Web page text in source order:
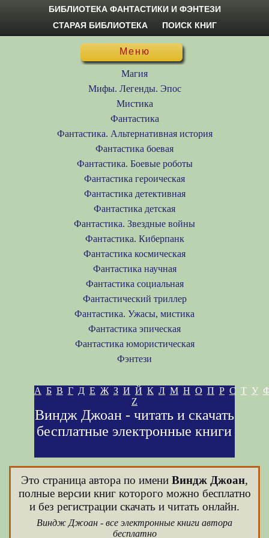
БИБЛИОТЕКА ФАНТАСТИКИ И ФЭНТЕЗИ
СТАРАЯ БИБЛИОТЕКА
ПОИСК КНИГ
Меню
Магия
Мифы. Легенды. Эпос
Мистика
Фантастика
Фантастика. Альтернативная история
Фантастика боевая
Фантастика. Боевые роботы
Фантастика героическая
Фантастика детективная
Фантастика детская
Фантастика. Звездные войны
Фантастика. Киберпанк
Фантастика космическая
Фантастика научная
Фантастика социальная
Фантастический триллер
Фантастика. Ужасы, мистика
Фантастика эпическая
Фантастика юмористическая
Фэнтези
А Б В Г Д Е Ж З И Й К Л М Н О П Р С Т У
Z
Виндж Джоан - читать и скачать
бесплатные электронные книги
Это страница автора по имени Виндж Джоан,
полные версии книг которого можно бесплатно
и без регистрации скачать и читать онлайн.
Виндж Джоан - все электронные книги автора
бесплатно